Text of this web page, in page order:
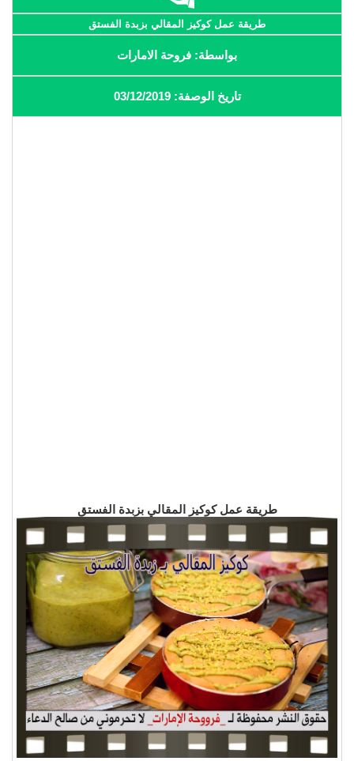
طريقة عمل كوكيز المقالي بزبدة الفستق‎
بواسطة: فروحة الامارات
تاريخ الوصفة: 03/12/2019
طريقة عمل كوكيز المقالي بزبدة الفستق‎